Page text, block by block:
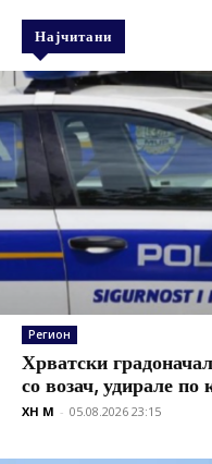
Најчитани
Регион
Хрватски
со возач, удирале по
XH M - 05.08.2026 23:15